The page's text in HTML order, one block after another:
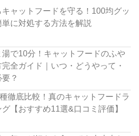
キャットフードを守る！100均グッ
単に対処する方法を解説
湯で10分！キャットフードのふや
完全ガイド｜いつ・どうやって・
？
徹底比較！真のキャットフードラ
グ【おすすめ11選&口コミ評価】